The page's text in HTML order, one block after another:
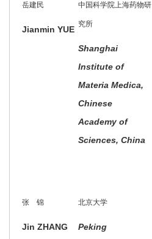
岳建民
Jianmin YUE
中国科学院上海药物研
究所
Shanghai
Institute of
Materia Medica,
Chinese
Academy of
Sciences, China
张 锦
Jin ZHANG
北京大学
Peking